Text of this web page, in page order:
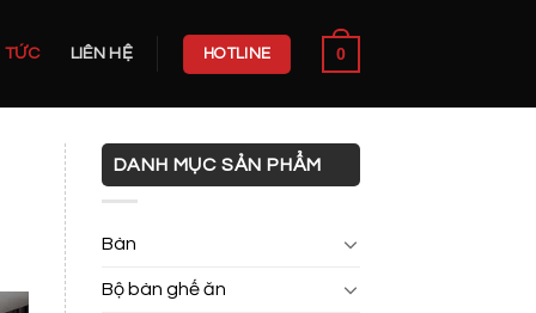
TỨC LIÊN HỆ HOTLINE 0
DANH MỤC SẢN PHẨM
Bàn
Bộ bàn ghế ăn